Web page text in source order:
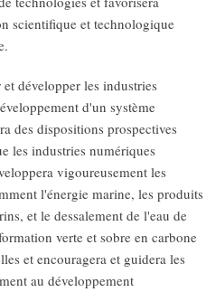
scientifique et technologique
développer les industries
d'un système
des dispositions prospectives
les industries numériques
vigoureusement les
l'énergie marine, les produits
et le dessalement de l'eau de
verte et sobre en carbone
et encouragera et guidera les
au développement